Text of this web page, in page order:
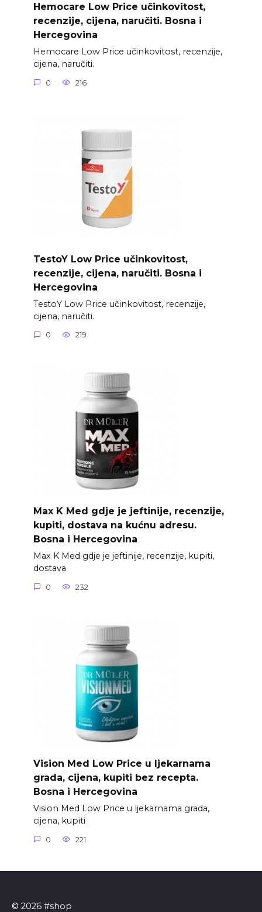
Hemocare Low Price učinkovitost,
recenzije, cijena, naručiti. Bosna i
Hercegovina
Hemocare Low Price učinkovitost, recenzije,
cijena, naručiti.
0 216
TestoY Low Price učinkovitost,
recenzije, cijena, naručiti. Bosna i
Hercegovina
TestoY Low Price učinkovitost, recenzije,
cijena, naručiti.
0 219
Max K Med gdje je jeftinije, recenzije,
kupiti, dostava na kućnu adresu.
Bosna i Hercegovina
Max K Med gdje je jeftinije, recenzije, kupiti,
dostava
0 232
Vision Med Low Price u ljekarnama
grada, cijena, kupiti bez recepta.
Bosna i Hercegovina
Vision Med Low Price u ljekarnama grada,
cijena, kupiti
0 221
© 2026 #shop